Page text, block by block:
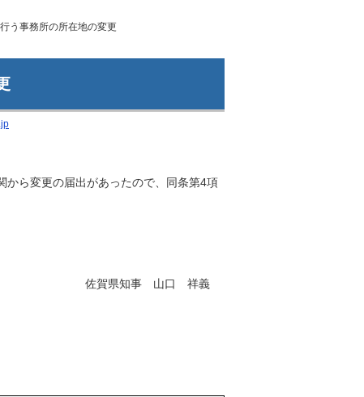
う事務所の所在地の変更
ら変更の届出があったので、同条第4項
佐賀県知事 山口 祥義